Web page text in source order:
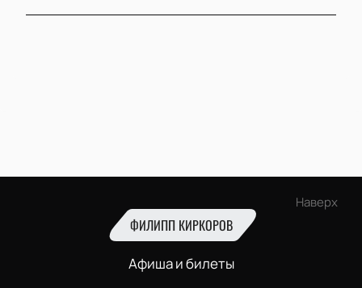
Наверх
ФИЛИПП КИРКОРОВ
Афиша и билеты